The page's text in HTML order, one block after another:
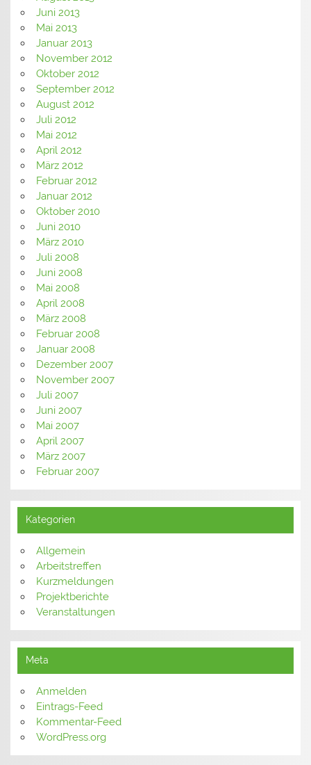
Juni 2013
Mai 2013
Januar 2013
November 2012
Oktober 2012
September 2012
August 2012
Juli 2012
Mai 2012
April 2012
März 2012
Februar 2012
Januar 2012
Oktober 2010
Juni 2010
März 2010
Juli 2008
Juni 2008
Mai 2008
April 2008
März 2008
Februar 2008
Januar 2008
Dezember 2007
November 2007
Juli 2007
Juni 2007
Mai 2007
April 2007
März 2007
Februar 2007
Kategorien
Allgemein
Arbeitstreffen
Kurzmeldungen
Projektberichte
Veranstaltungen
Meta
Anmelden
Eintrags-Feed
Kommentar-Feed
WordPress.org